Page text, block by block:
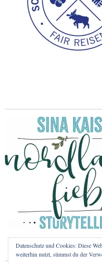
Datenschutz und Cookies: Diese
weiterhin nutzt, stimmst du der